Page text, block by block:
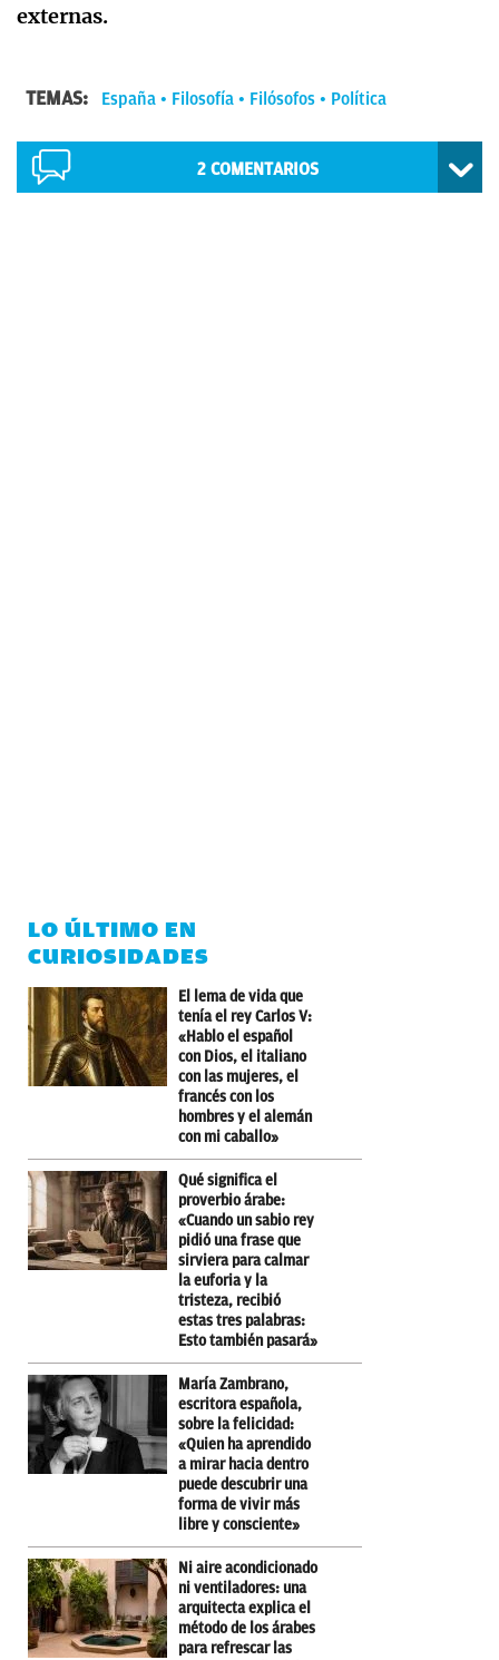
externas.
TEMAS: España Filosofía Filósofos Política
2 COMENTARIOS
LO ÚLTIMO EN
CURIOSIDADES
El lema de vida que
tenía el rey Carlos V:
«Hablo el español
con Dios, el italiano
con las mujeres, el
francés con los
hombres y el alemán
con mi caballo»
Qué significa el
proverbio árabe:
«Cuando un sabio rey
pidió una frase que
sirviera para calmar
la euforia y la
tristeza, recibió
estas tres palabras:
Esto también pasará»
María Zambrano,
escritora española,
sobre la felicidad:
«Quien ha aprendido
a mirar hacia dentro
puede descubrir una
forma de vivir más
libre y consciente»
Ni aire acondicionado
ni ventiladores: una
arquitecta explica el
método de los árabes
para refrescar las